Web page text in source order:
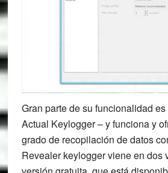
Gran parte de su funcionalidad
Actual Keylogger – y funciona y
grado de recopilación de datos
Revealer keylogger viene en dos